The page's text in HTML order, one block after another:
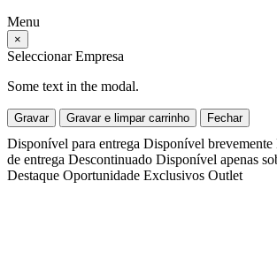
Menu
×
Seleccionar Empresa
Some text in the modal.
Gravar Gravar e limpar carrinho Fechar
Disponível para entrega Disponível brevemente
de entrega Descontinuado Disponível apenas
Destaque Oportunidade Exclusivos Outlet